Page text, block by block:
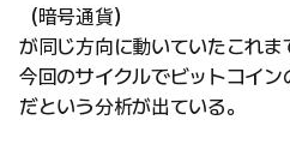
（暗号通貨）
が同じ方向に動いていたこれま
今回のサイクルでビットコイ
だという分析が出ている。